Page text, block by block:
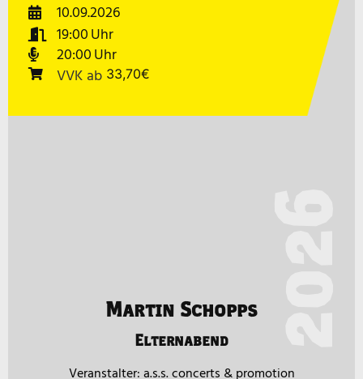
10.09.2026
19:00
20:00
VVK ab 33,70€
Martin Schopps
Elternabend
a.s.s. concerts & promotion
2026